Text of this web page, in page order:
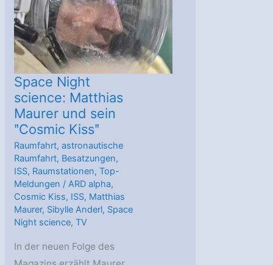
Goldgräberstimmung
im
Weltall
Space Night
science: Matthias
Maurer und sein
ʺCosmic Kissʺ
Raumfahrt,astronautische
Raumfahrt, Besatzungen,
ISS, Raumstationen,Top-
Meldungen /ARD alpha,
Cosmic Kiss, ISS, Matthias
Maurer, Sibylle Anderl, Space
Night science,TV
In der neuen Folge des